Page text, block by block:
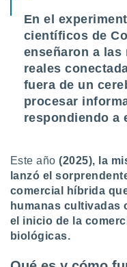
En el
científicos de
enseñaron a las
reales
fuera de un
procesar
respondiendo a
Este año (2025), la
lanzó el
comercial híbrida
humanas cultivadas
el inicio de la
biológicas.